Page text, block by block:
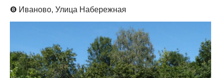
❽ Иваново, Улица Набережная